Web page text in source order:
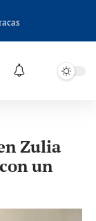
Zulia
un